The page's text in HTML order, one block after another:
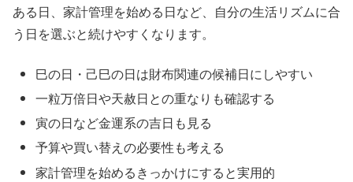
ある日、家計管理を始める日など、自分の生活リズムに合
う日を選ぶと続けやすくなります。
巳の日・己巳の日は財布関連の候補日にしやすい
一粒万倍日や天赦日との重なりも確認する
寅の日など金運系の吉日も見る
予算や買い替えの必要性も考える
家計管理を始めるきっかけにすると実用的